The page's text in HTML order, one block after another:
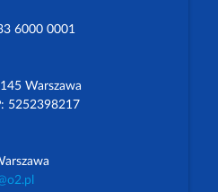
6000 0001
Warszawa
5252398217